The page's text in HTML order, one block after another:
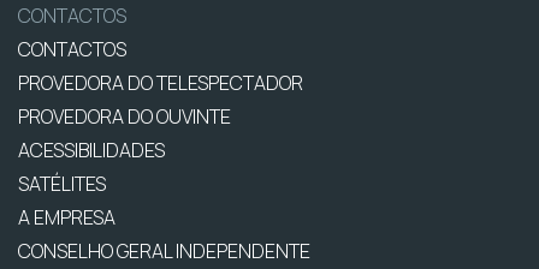
CONTACTOS
CONTACTOS
PROVEDORA DO TELESPECTADOR
PROVEDORA DO OUVINTE
ACESSIBILIDADES
SATÉLITES
A EMPRESA
CONSELHO GERAL INDEPENDENTE